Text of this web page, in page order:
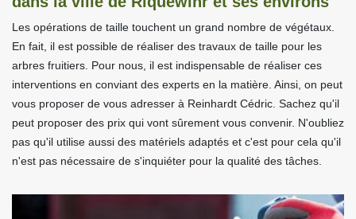
Les opérations de taille touchent un grand nombre de végétaux.
En fait, il est possible de réaliser des travaux de taille pour les
arbres fruitiers. Pour nous, il est indispensable de réaliser ces
interventions en conviant des experts en la matière. Ainsi, on peut
vous proposer de vous adresser à Reinhardt Cédric. Sachez qu'il
peut proposer des prix qui vont sûrement vous convenir. N'oubliez
pas qu'il utilise aussi des matériels adaptés et c'est pour cela qu'il
n'est pas nécessaire de s'inquiéter pour la qualité des tâches.